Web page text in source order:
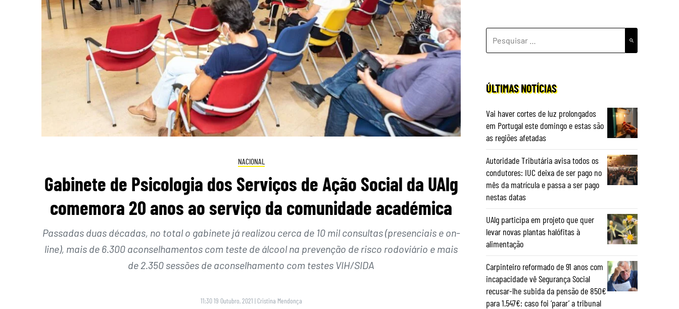
NACIONAL
Gabinete de Psicologia dos Serviços de Ação Social da UAlg
comemora 20 anos ao serviço da comunidade académica
Passadas duas décadas, no total o gabinete já realizou cerca de 10 mil consultas (presenciais e on-
line), mais de 6.300 aconselhamentos com teste de álcool na prevenção de risco rodoviário e mais
de 2.350 sessões de aconselhamento com testes VIH/SIDA
11:30 19 Outubro, 2021 | Cristina Mendonça
POR:
ÚLTIMAS NOTÍCIAS
Vai haver cortes de luz prolongados
em Portugal este domingo e estas são
as regiões afetadas
Autoridade Tributária avisa todos os
condutores: IUC deixa de ser pago no
mês da matrícula e passa a ser pago
nestas datas
UAlg participa em projeto que quer
levar novas plantas halófitas à
alimentação
Carpinteiro reformado de 91 anos com
incapacidade vê Segurança Social
recusar-lhe subida da pensão de 850€
para 1.547€: caso foi ‘parar’ a tribunal